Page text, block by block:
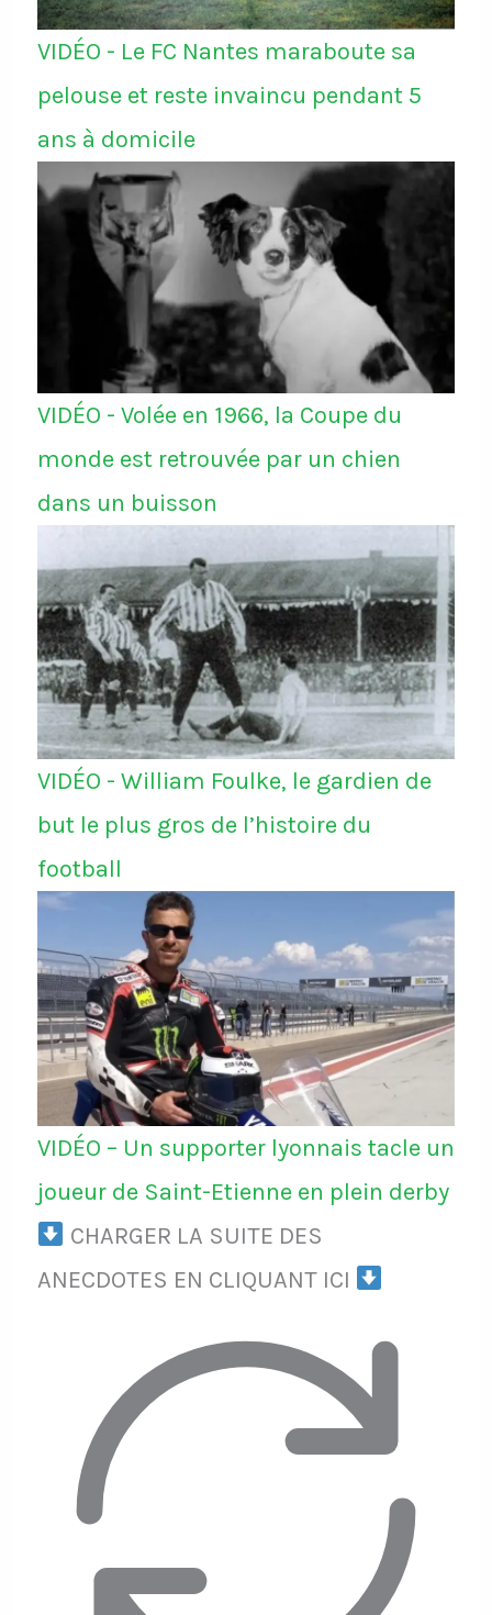
VIDÉO - Le FC Nantes maraboute sa
pelouse et reste invaincu pendant 5
ans à domicile
VIDÉO - Volée en 1966, la Coupe du
monde est retrouvée par un chien
dans un buisson
VIDÉO - William Foulke, le gardien de
but le plus gros de l’histoire du
football
VIDÉO – Un supporter lyonnais tacle un
joueur de Saint-Etienne en plein derby
CHARGER LA SUITE DES
ANECDOTES EN CLIQUANT ICI